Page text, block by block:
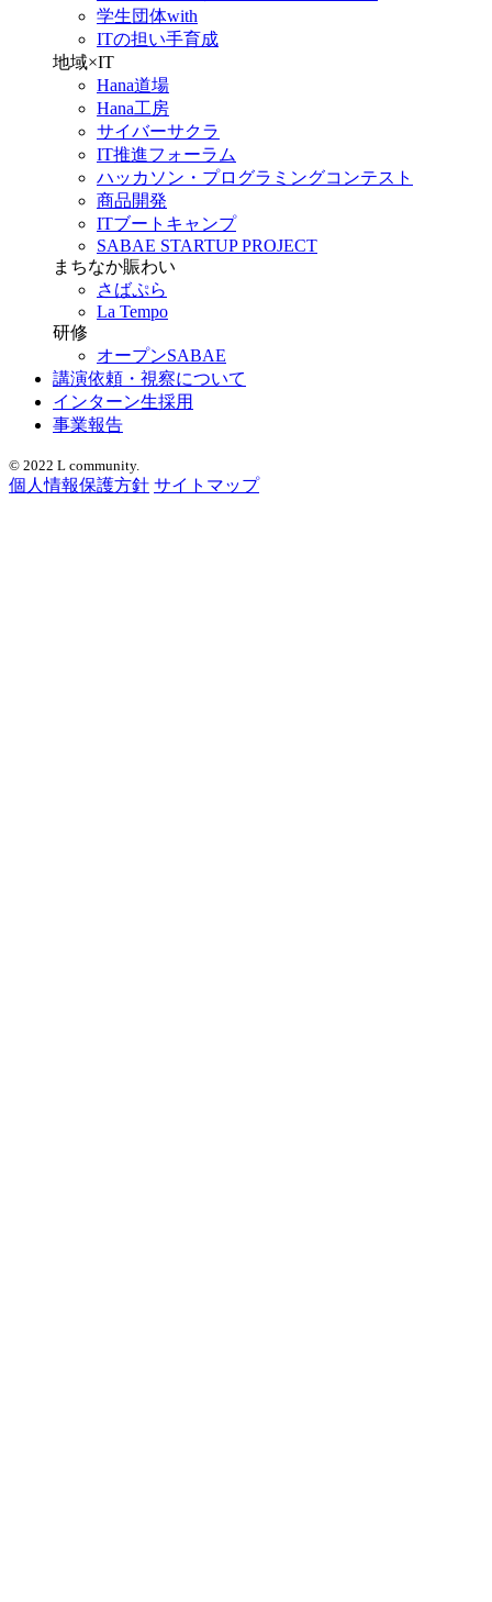
学生団体with
ITの担い手育成
地域×IT
Hana道場
Hana工房
サイバーサクラ
IT推進フォーラム
ハッカソン・プログラミングコンテスト
商品開発
ITブートキャンプ
SABAE STARTUP PROJECT
まちなか賑わい
さばぷら
La Tempo
研修
オープンSABAE
講演依頼・視察について
インターン生採用
事業報告
© 2022 L community.
個人情報保護方針 サイトマップ